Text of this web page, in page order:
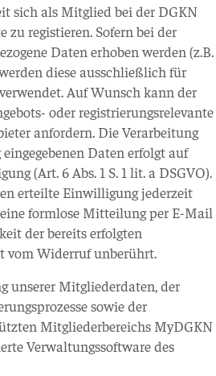
sich als Mitglied bei der DGKN
zu registieren. Sofern bei der
Daten erhoben werden (z.B.
diese ausschließlich für
Auf Wunsch kann der
oder registrierungsrelevante
anfordern. Die Verarbeitung
Daten erfolgt auf
(Art. 6 Abs. 1 S. 1 lit. a DSGVO).
erteilte Einwilligung jederzeit
formlose Mitteilung per E-Mail
der bereits erfolgten
vom Widerruf unberührt.
unserer Mitgliederdaten, der
sowie der
Mitgliederbereichs MyDGKN
Verwaltungssoftware des